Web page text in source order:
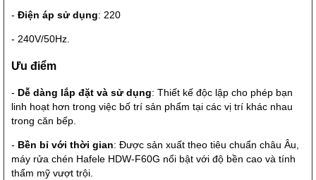
- Điện áp sử dụng: 220
- 240V/50Hz.
Ưu điểm
- Dễ dàng lắp đặt và sử dụng: Thiết kế độc lập cho phép bạn
linh hoạt hơn trong việc bố trí sản phẩm tại các vị trí khác nhau
trong căn bếp.
- Bền bỉ với thời gian: Được sản xuất theo tiêu chuẩn châu Âu,
máy rửa chén Hafele HDW-F60G nổi bật với độ bền cao và tính
thẩm mỹ vượt trội.